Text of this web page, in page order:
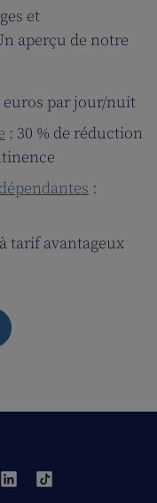
et
aperçu de notre
euros par jour/nuit
: 30 % de réduction
:
tarif avantageux